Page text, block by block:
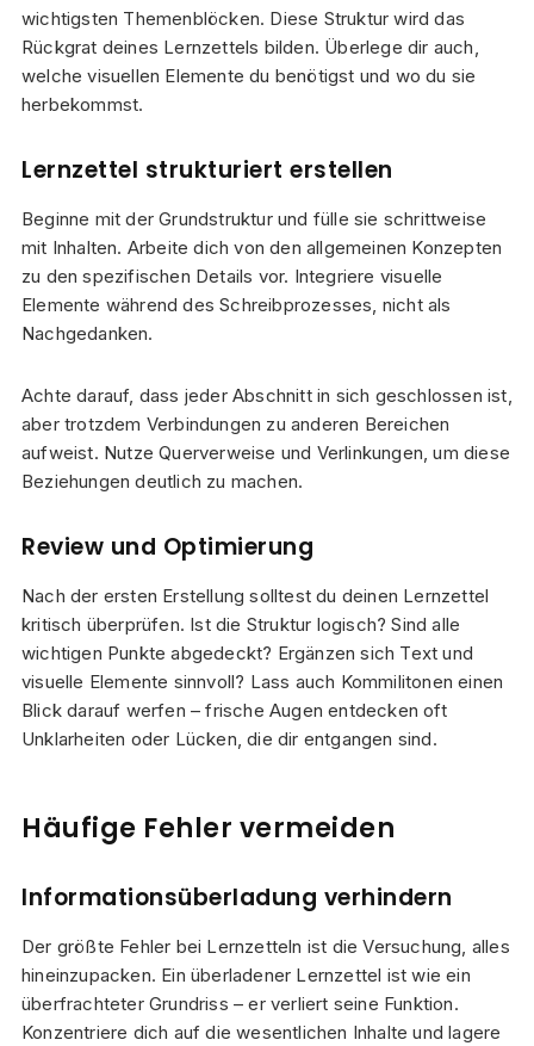
wichtigsten Themenblöcken. Diese Struktur wird das
Rückgrat deines Lernzettels bilden. Überlege dir auch,
welche visuellen Elemente du benötigst und wo du sie
herbekommst.
Lernzettel strukturiert erstellen
Beginne mit der Grundstruktur und fülle sie schrittweise
mit Inhalten. Arbeite dich von den allgemeinen Konzepten
zu den spezifischen Details vor. Integriere visuelle
Elemente während des Schreibprozesses, nicht als
Nachgedanken.
Achte darauf, dass jeder Abschnitt in sich geschlossen ist,
aber trotzdem Verbindungen zu anderen Bereichen
aufweist. Nutze Querverweise und Verlinkungen, um diese
Beziehungen deutlich zu machen.
Review und Optimierung
Nach der ersten Erstellung solltest du deinen Lernzettel
kritisch überprüfen. Ist die Struktur logisch? Sind alle
wichtigen Punkte abgedeckt? Ergänzen sich Text und
visuelle Elemente sinnvoll? Lass auch Kommilitonen einen
Blick darauf werfen – frische Augen entdecken oft
Unklarheiten oder Lücken, die dir entgangen sind.
Häufige Fehler vermeiden
Informationsüberladung verhindern
Der größte Fehler bei Lernzetteln ist die Versuchung, alles
hineinzupacken. Ein überladener Lernzettel ist wie ein
überfrachteter Grundriss – er verliert seine Funktion.
Konzentriere dich auf die wesentlichen Inhalte und lagere